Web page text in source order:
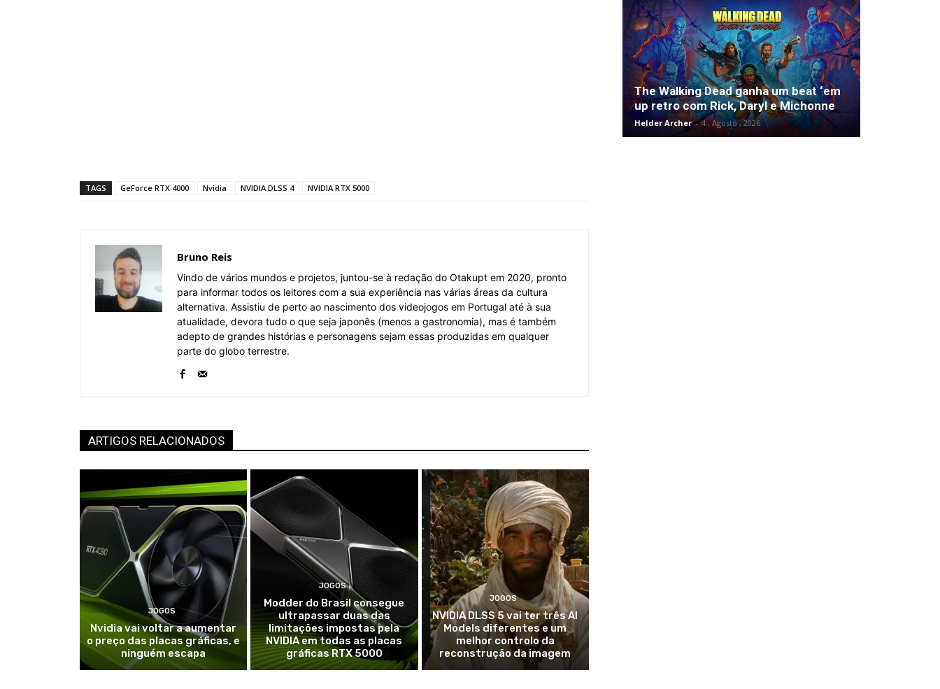
TAGS GeForce RTX 4000 Nvidia NVIDIA DLSS 4 NVIDIA RTX 5000
Bruno Reis
Vindo de vários mundos e projetos, juntou-se à redação do Otakupt em 2020, pronto
para informar todos os leitores com a sua experiência nas várias áreas da cultura
alternativa. Assistiu de perto ao nascimento dos videojogos em Portugal até à sua
atualidade, devora tudo o que seja japonês (menos a gastronomia), mas é também
adepto de grandes histórias e personagens sejam essas produzidas em qualquer
parte do globo terrestre.
ARTIGOS RELACIONADOS
JOGOS
Nvidia vai voltar a aumentar
o preço das placas gráficas, e
ninguém escapa
JOGOS
Modder do Brasil consegue
ultrapassar duas das
limitações impostas pela
NVIDIA em todas as placas
gráficas RTX 5000
JOGOS
NVIDIA DLSS 5 vai ter três AI
Models diferentes e um
melhor controlo da
reconstrução da imagem
The Walking Dead ganha um beat ‘em
up retro com Rick, Daryl e Michonne
Helder Archer - 4 , Agosto , 2026